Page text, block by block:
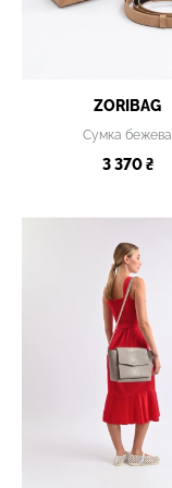
ZORIBAG
Сумка бежева
3 370 ₴